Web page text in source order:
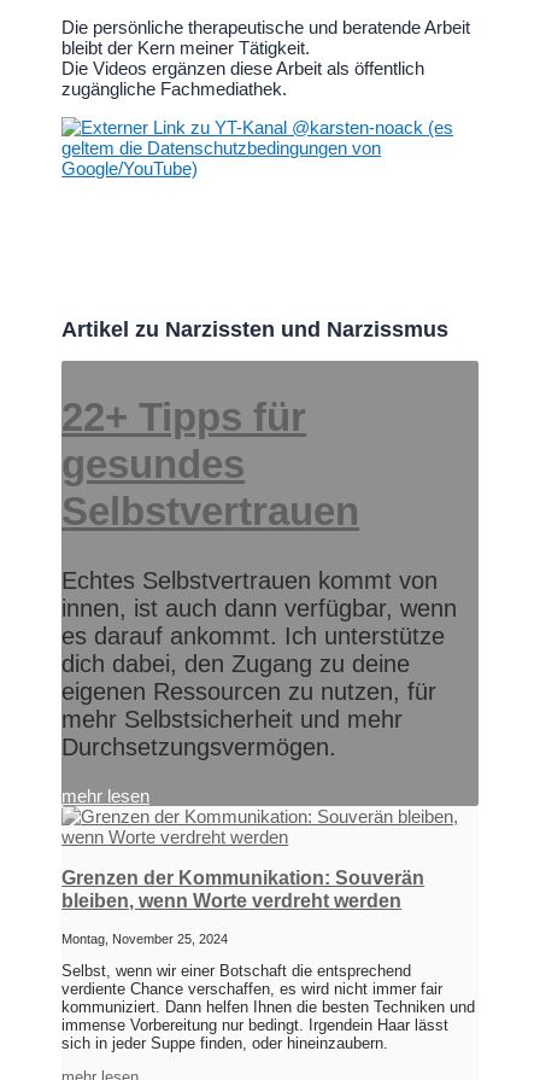
Die persönliche therapeutische und beratende Arbeit
bleibt der Kern meiner Tätigkeit.
Die Videos ergänzen diese Arbeit als öffentlich
zugängliche Fachmediathek.
Artikel zu Narzissten und Narzissmus
22+ Tipps für
gesundes
Selbstvertrauen
Echtes Selbstvertrauen kommt von
innen, ist auch dann verfügbar, wenn
es darauf ankommt. Ich unterstütze
dich dabei, den Zugang zu deine
eigenen Ressourcen zu nutzen, für
mehr Selbstsicherheit und mehr
Durchsetzungsvermögen.
mehr lesen
Grenzen der Kommunikation: Souverän
bleiben, wenn Worte verdreht werden
Montag, November 25, 2024
Selbst, wenn wir einer Botschaft die entsprechend
verdiente Chance verschaffen, es wird nicht immer fair
kommuniziert. Dann helfen Ihnen die besten Techniken und
immense Vorbereitung nur bedingt. Irgendein Haar lässt
sich in jeder Suppe finden, oder hineinzaubern.